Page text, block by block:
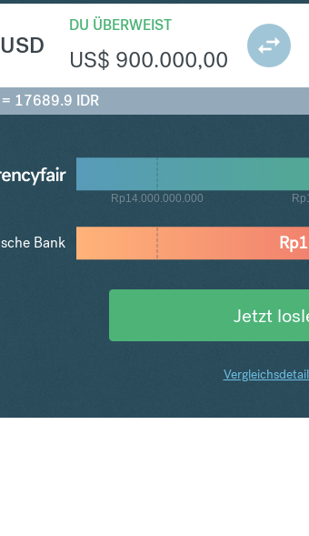
USD
DU ÜBERWEIST
US$ 900.000,00
= 17689.9 IDR
Rp14.000.000.000
Rp
Bank
Jetzt